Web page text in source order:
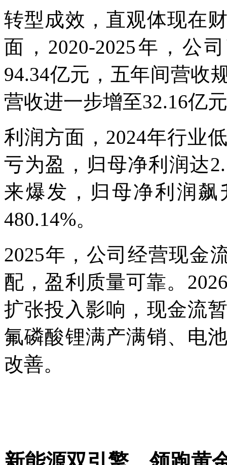
转型成效，直观体现在
面，2020-2025年，公
94.34亿元，五年间营收
营收进一步增至32.16亿
利润方面，2024年行业
亏为盈，归母净利润达
来爆发，归母净利润飙
480.14%。
2025年，公司经营现金
配，盈利质量可靠。
扩张投入影响，现金流
氟磷酸锂满产满销、电
改善。